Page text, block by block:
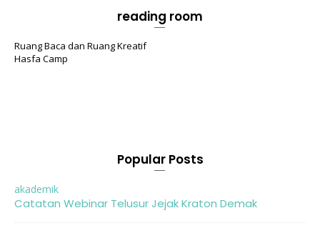
reading room
Ruang Baca dan Ruang Kreatif
Hasfa Camp
Popular Posts
akademik
Catatan Webinar Telusur Jejak Kraton Demak